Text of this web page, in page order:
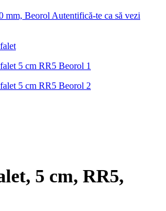
mm, Beorol Autentifică-te ca să vezi
5 cm, RR5,